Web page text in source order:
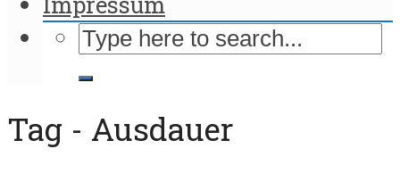
Tag - Ausdauer